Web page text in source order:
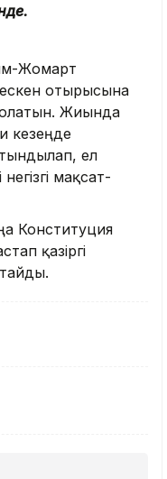
Жомарт
отырысына
Жиында
кезеңде
ел
мақсат-
Конституция
қазіргі